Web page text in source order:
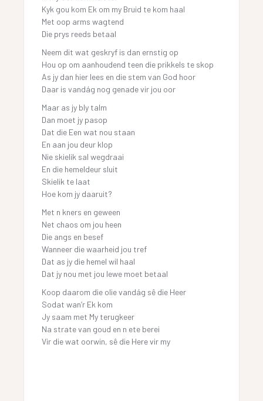
Kyk gou kom Ek om my Bruid te kom haal
Met oop arms wagtend
Die prys reeds betaal
Neem dit wat geskryf is dan ernstig op
Hou op om aanhoudend teen die prikkels te skop
As jy dan hier lees en die stem van God hoor
Daar is vandág nog genade vir jou oor
Maar as jy bly talm
Dan moet jy pasop
Dat die Een wat nou staan
En aan jou deur klop
Nie skielik sal wegdraai
En die hemeldeur sluit
Skielik te laat
Hoe kom jy daaruit?
Met n kners en geween
Net chaos om jou heen
Die angs en besef
Wanneer die waarheid jou tref
Dat as jy die hemel wil haal
Dat jy nou met jou lewe moet betaal
Koop daarom die olie vandág sê die Heer
Sodat wan’r Ek kom
Jy saam met My terugkeer
Na strate van goud en n ete berei
Vir die wat oorwin, sê die Here vir my